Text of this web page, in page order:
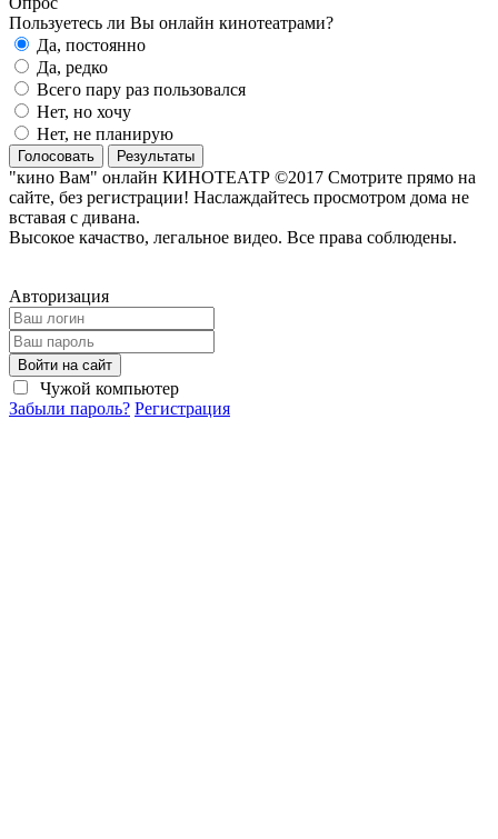
Пользуетесь ли Вы онлайн кинотеатрами?
Да, постоянно
Да, редко
Всего пару раз пользовался
Нет, но хочу
Нет, не планирую
Голосовать Результаты
"кино Вам" онлайн КИНОТЕАТР ©2017 Смотрите прямо на
сайте, без регистрации! Наслаждайтесь просмотром дома не
вставая с дивана.
Высокое качаство, легальное видео. Все права соблюдены.
Авторизация
Войти на сайт
Чужой компьютер
Забыли пароль? Регистрация